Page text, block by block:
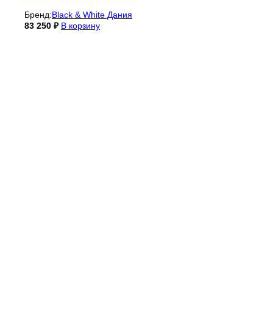
Бренд:Black & White Дания
83 250 ₽ В корзину